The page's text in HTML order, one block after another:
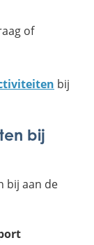
of
bij
bij
bij aan de